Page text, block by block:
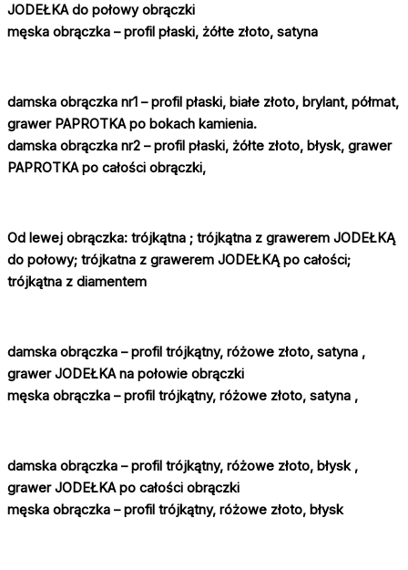
JODEŁKA do połowy obrączki
męska obrączka – profil płaski, żółte złoto, satyna
damska obrączka nr1 – profil płaski, białe złoto, brylant, półmat,
grawer PAPROTKA po bokach kamienia.
damska obrączka nr2 – profil płaski, żółte złoto, błysk, grawer
PAPROTKA po całości obrączki,
Od lewej obrączka: trójkątna ; trójkątna z grawerem JODEŁKĄ
do połowy; trójkatna z grawerem JODEŁKĄ po całości;
trójkątna z diamentem
damska obrączka – profil trójkątny, różowe złoto, satyna ,
grawer JODEŁKA na połowie obrączki
męska obrączka – profil trójkątny, różowe złoto, satyna ,
damska obrączka – profil trójkątny, różowe złoto, błysk ,
grawer JODEŁKA po całości obrączki
męska obrączka – profil trójkątny, różowe złoto, błysk